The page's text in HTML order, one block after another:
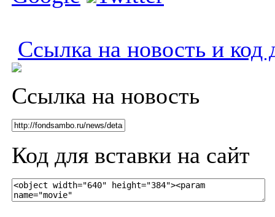
Ссылка на новость и код
Ссылка на новость
Код для вставки на сайт